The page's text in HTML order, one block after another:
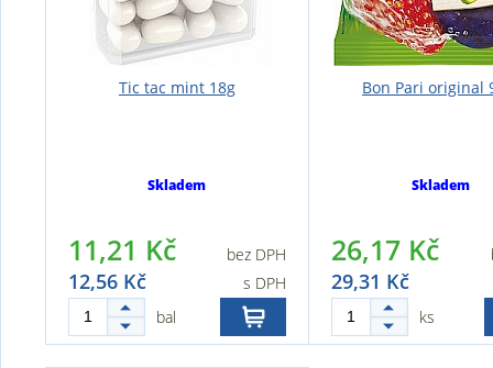
Tic tac mint 18g
Skladem
11,21 Kč bez DPH
12,56 Kč
s DPH
bal
Bon Pari original
Skladem
26,17 Kč
29,31 Kč
ks